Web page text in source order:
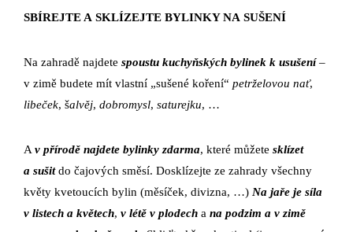
SBÍREJTE A SKLÍZEJTE BYLINKY NA SUŠENÍ
Na zahradě najdete spoustu kuchyňských bylinek k usušení–
v zimě budete mít vlastní „sušené koření“ petrželovou nať,
libeček, šalvěj, dobromysl, saturejku, …
A v přírodě najdete bylinky zdarma, které můžete sklízet
a sušitdo čajových směsí. Dosklízejte ze zahrady všechny
květy kvetoucích bylin (měsíček, divizna, …) Na jaře je síla
v listech a květech, v létě v plodech a na podzim a v zimě